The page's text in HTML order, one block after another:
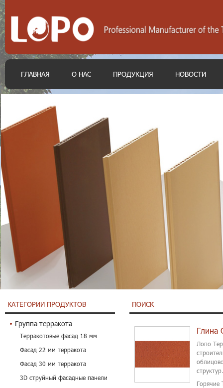
ГЛАВНАЯ О НАС ПРОДУКЦИЯ НОВОСТИ
КАТЕГОРИИ ПРОДУКТОВ
Группа терракота
Терракотовые фасад 18 мм
Фасад 22 мм терракота
Фасад 30 мм терракота
3D струйный фасадные панели
ПОИСК
Лопо
Горячие